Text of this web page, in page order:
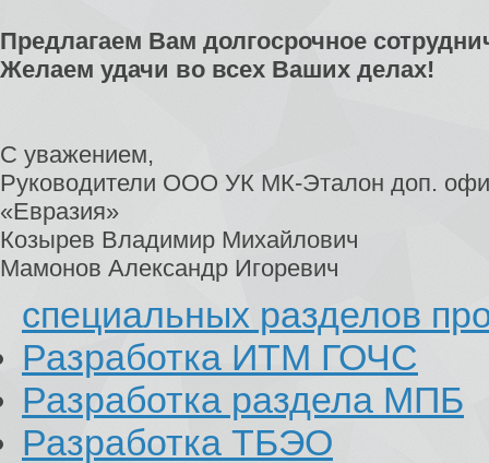
Предлагаем Вам долгосрочное
Желаем удачи во всех Ваших делах!
С уважением,
Руководители ООО УК МК-Эталон доп.
«Евразия»
Козырев Владимир Михайлович
Мамонов Александр Игоревич
специальных разделов
Разработка ИТМ ГОЧС
Разработка раздела МПБ
Разработка ТБЭО